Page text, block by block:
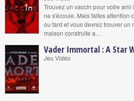
Trouvez un vaccin pour votre
ne s'écoule. Mais faites attention
ou tard et vous devrez trouver un
maison construite a…
Vader Immortal : A Star
Jeu Vidéo